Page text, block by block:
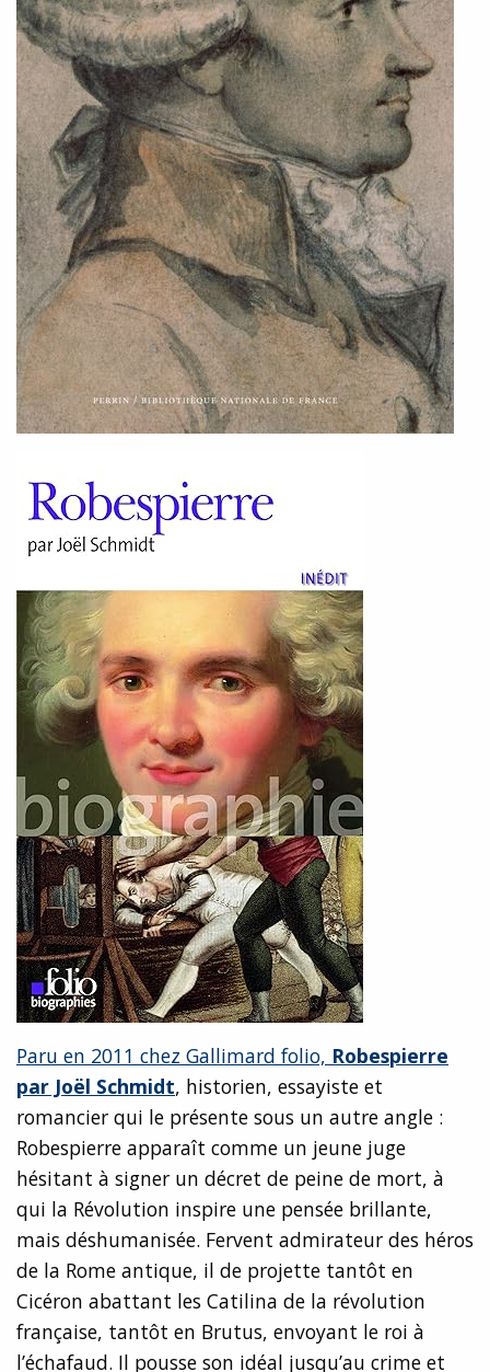
Paru en 2011 chez Gallimard folio, Robespierre
par Joël Schmidt, historien, essayiste et
romancier qui le présente sous un autre angle :
Robespierre apparaît comme un jeune juge
hésitant à signer un décret de peine de mort, à
qui la Révolution inspire une pensée brillante,
mais déshumanisée. Fervent admirateur des héros
de la Rome antique, il de projette tantôt en
Cicéron abattant les Catilina de la révolution
française, tantôt en Brutus, envoyant le roi à
l’échafaud. Il pousse son idéal jusqu’au crime et